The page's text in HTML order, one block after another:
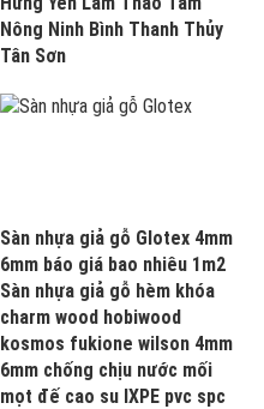
Nông Ninh Bình Thanh Thủy
Tân Sơn
Sàn nhựa giả gỗ Glotex 4mm
6mm báo giá bao nhiêu 1m2
Sàn nhựa giả gỗ hèm khóa
charm wood hobiwood
kosmos fukione wilson 4mm
6mm chống chịu nước mối
mọt đế cao su IXPE pvc spc